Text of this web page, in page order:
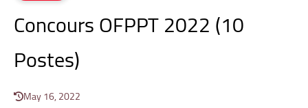
Concours OFPPT 2022 (10
Postes)
May 16, 2022